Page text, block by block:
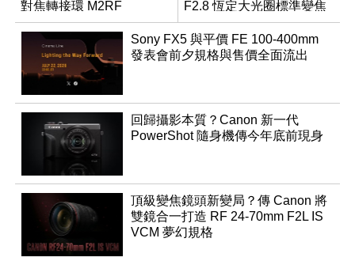
對焦轉接環 M2RF
F2.8 恆定大光圈標準變焦
鏡
Sony FX5 與平價 FE 100-400mm
發表會前夕規格與售價全面流出
回歸攝影本質？Canon 新一代
PowerShot 隨身機傳今年底前現身
頂級變焦鏡頭新變局？傳 Canon 將
雙鏡合一打造 RF 24-70mm F2L IS
VCM 夢幻規格